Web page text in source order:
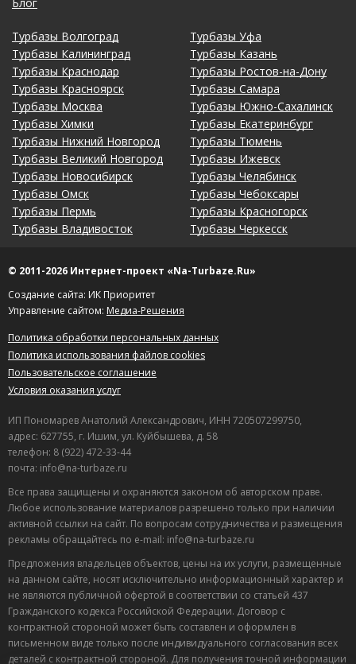
Турбазы Волгоград
Турбазы Калининград
Турбазы Краснодар
Турбазы Красноярск
Турбазы Москва
Турбазы Химки
Турбазы Нижний Новгород
Турбазы Великий Новгород
Турбазы Новосибирск
Турбазы Омск
Турбазы Пермь
Турбазы Владивосток
Турбазы Уфа
Турбазы Казань
Турбазы Ростов-на-Дону
Турбазы Самара
Турбазы Южно-Сахалинск
Турбазы Екатеринбург
Турбазы Тюмень
Турбазы Ижевск
Турбазы Челябинск
Турбазы Чебоксары
Турбазы Красногорск
Турбазы Черкесск
© 2011-2026 Интернет-проект «Na-Turbaze.Ru»
Создание сайта: ИК Приоритет
Управление сайтом: Медиа-Решения
Политика обработки персональных данных
Политика использования файлов cookies
Пользовательское соглашение
Условия оказания услуг
ИП Пономарев Анатолий Александрович, ИНН 720507299750,
адрес: 627755, г. Ишим, ул. Куйбышева, д. 58
телефон: 8 (922) 472-33-44
почта: info@na-turbaze.ru
Все права защищены и охраняются законом об авторском праве.
Любое использование материалов разрешено только при наличии
активной ссылки на сайт. По вопросам сотрудничества и размещения
рекламы обращайтесь по e-mail: info@na-turbaze.ru
Предложения владельцев объектов, цены на их услуги, размещенные
на данном сайте, носят исключительно информационный характер и
не являются публичной офертой в соответствии со статьей 437
Гражданского кодекса Российской Федерации. Договор с
контрактной стороной может быть составлен и оформлен в
письменном виде только после индивидуального согласования всех
деталей с контрактной стороной. Для получения точной информации